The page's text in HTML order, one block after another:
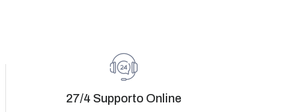
27/4 Supporto Online